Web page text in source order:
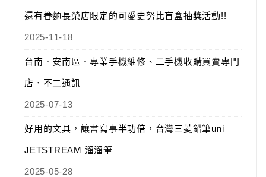
還有眷麵長榮店限定的可愛史努比盲盒抽獎活動!!
2025-11-18
台南．安南區．專業手機維修、二手機收購買賣專門
店．不二通訊
2025-07-13
好用的文具，讓書寫事半功倍，台灣三菱鉛筆uni
JETSTREAM 溜溜筆
2025-05-28